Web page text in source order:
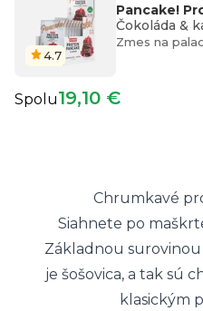
4.7
Pancake!
Čokoláda &
Zmes na
Spolu19,10 €
Chrumkavé
Siahnete po
Základnou
je šošovica, a tak sú
klasickým